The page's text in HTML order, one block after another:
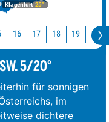
Klagenfurt 25°
16 17 18 19 20
5/20°
für sonnigen
im
dichtere